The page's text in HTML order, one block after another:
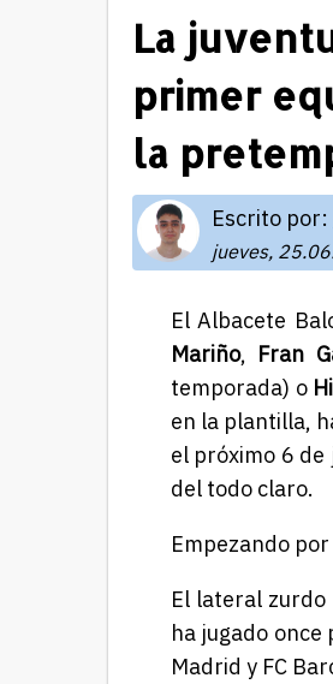
La
primer
la
Escrito por:
jueves,
El Albacete
Mariño, Fran
temporada) o
en la plantilla,
el próximo 6
del todo claro.
Empezando
El lateral zurdo
ha jugado
Madrid y FC